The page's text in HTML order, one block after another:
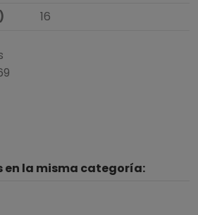
16
en la misma categoría: